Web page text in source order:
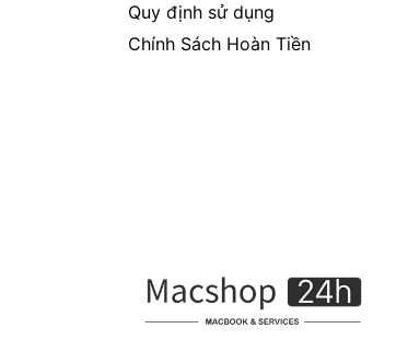
Quy định sử dụng
Chính Sách Hoàn Tiền